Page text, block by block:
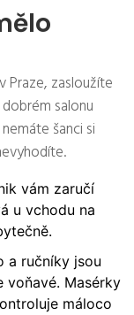
v Praze, zasloužíte
salonu
šanci si
vám zaručí
u vchodu na
a ručníky jsou
Masérky
máloco